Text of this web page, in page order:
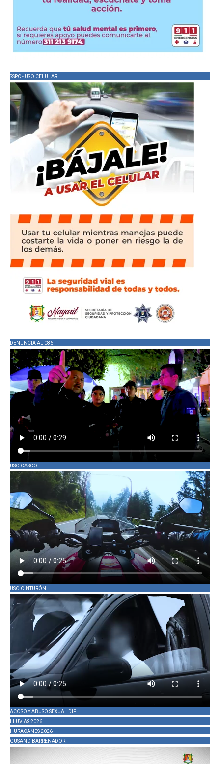
SSPC - USO CELULAR
DENUNCIA AL 086
USO CASCO
USO CINTURÓN
ACOSO Y ABUSO SEXUAL DIF
LLUVIAS 2026
HURACANES 2026
GUSANO BARRENADOR